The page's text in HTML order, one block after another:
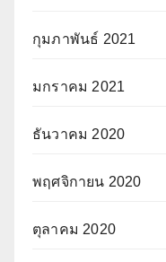
กุมภาพันธ์ 2021
มกราคม 2021
ธันวาคม 2020
พฤศจิกายน 2020
ตุลาคม 2020